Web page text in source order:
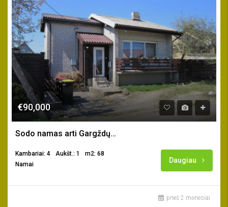
€90,000
Sodo namas arti Gargždų m. centro
Kambariai: 4 Aukšt.: 1
m2: 68
Namai
Daugiau
prieš 2 mėnesiai